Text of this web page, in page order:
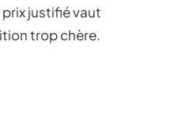
justifié vaut
trop chère.